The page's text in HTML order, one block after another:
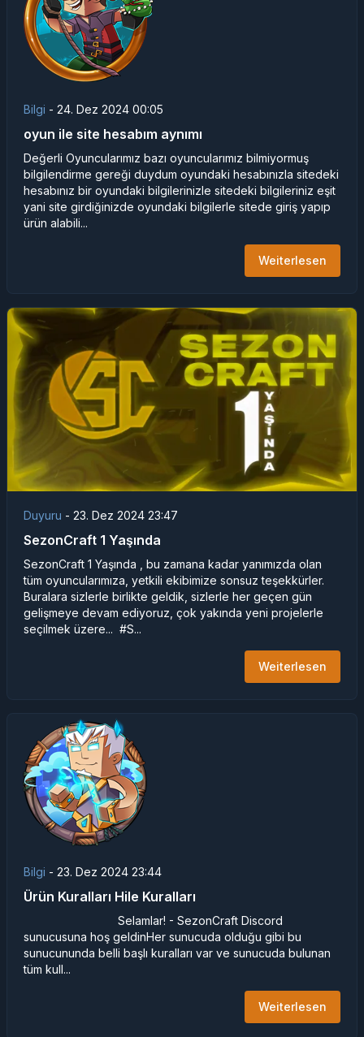
Bilgi - 24. Dez 2024 00:05
oyun ile site hesabım aynımı
Değerli Oyuncularımız bazı oyuncularımız bilmiyormuş
bilgilendirme gereği duydum oyundaki hesabınızla sitedeki
hesabınız bir oyundaki bilgilerinizle sitedeki bilgileriniz eşit
yani site girdiğinizde oyundaki bilgilerle sitede giriş yapıp
ürün alabili...
Weiterlesen
Duyuru - 23. Dez 2024 23:47
SezonCraft 1 Yaşında
SezonCraft 1 Yaşında , bu zamana kadar yanımızda olan
tüm oyuncularımıza, yetkili ekibimize sonsuz teşekkürler.
Buralara sizlerle birlikte geldik, sizlerle her geçen gün
gelişmeye devam ediyoruz, çok yakında yeni projelerle
seçilmek üzere... #S...
Weiterlesen
Bilgi - 23. Dez 2024 23:44
Ürün Kuralları Hile Kuralları
Selamlar! - SezonCraft Discord
sunucusuna hoş geldinHer sunucuda olduğu gibi bu
sunucununda belli başlı kuralları var ve sunucuda bulunan
tüm kull...
Weiterlesen